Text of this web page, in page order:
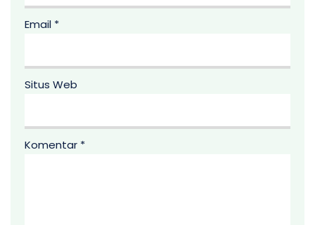
Email *
Situs Web
Komentar *